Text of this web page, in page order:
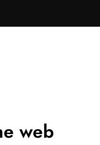
web